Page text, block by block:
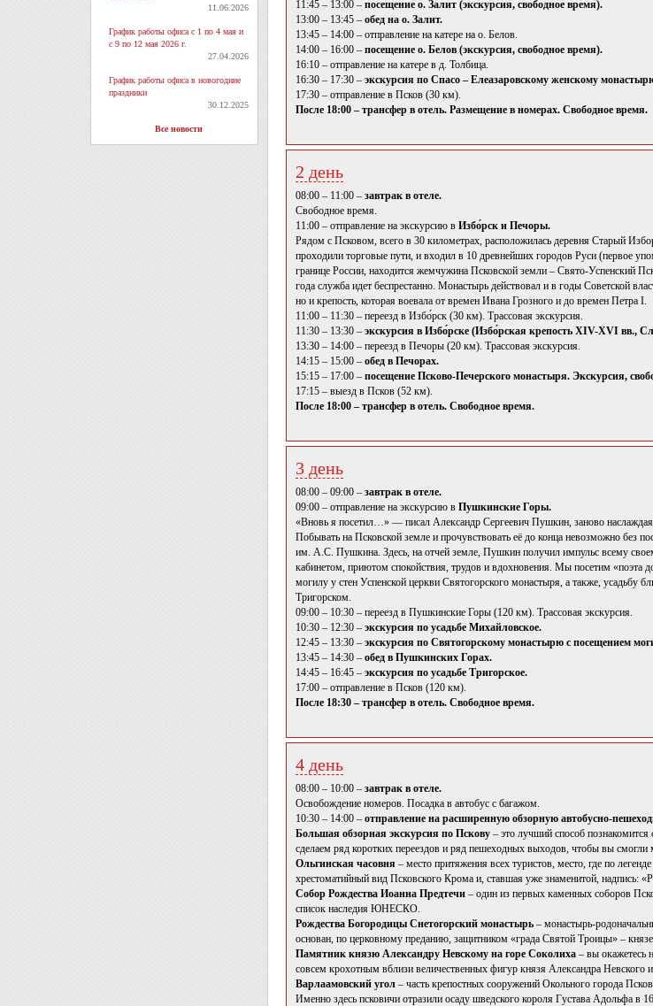
11.06.2026
График работы офиса с 1 по 4 мая и
с 9 по 12 мая 2026 г.
27.04.2026
График работы офиса в новогодние
праздники
30.12.2025
Все новости
11:45 – 13:00 – посещение о. Залит (экскурсия, свободное время).
13:00 – 13:45 – обед на о. Залит.
13:45 – 14:00 – отправление на катере на о. Белов.
14:00 – 16:00 – посещение о. Белов (экскурсия, свободное время).
16:10 – отправление на катере в д. Толбица.
16:30 – 17:30 – экскурсия по Спасо – Елеазаровскому женскому
17:30 – отправление в Псков (30 км).
После 18:00 – трансфер в отель. Размещение в номерах. Свободное время.
2 день
08:00 – 11:00 – завтрак в отеле.
Свободное время.
11:00 – отправление на экскурсию в Избо́рск и Печоры.
Рядом с Псковом, всего в 30 километрах, расположилась деревня Старый
проходили торговые пути, и входил в 10 древнейших городов Руси (первое
границе России, находится жемчужина Псковской земли – Свято-Успенский
года служба идет беспрестанно. Монастырь действовал и в годы Советской
но и крепость, которая воевала от времен Ивана Грозного и до времен Петра I.
11:00 – 11:30 – переезд в Избо́рск (30 км). Трассовая экскурсия.
11:30 – 13:30 – экскурсия в Избо́рске (Избо́рская крепость XIV-XVI вв.,
13:30 – 14:00 – переезд в Печоры (20 км). Трассовая экскурсия.
14:15 – 15:00 – обед в Печорах.
15:15 – 17:00 – посещение Псково-Печерского монастыря. Экскурсия,
17:15 – выезд в Псков (52 км).
После 18:00 – трансфер в отель. Свободное время.
3 день
08:00 – 09:00 – завтрак в отеле.
09:00 – отправление на экскурсию в Пушкинские Горы.
«Вновь я посетил…» — писал Александр Сергеевич Пушкин, заново
Побывать на Псковской земле и прочувствовать её до конца невозможно без
им. А.С. Пушкина. Здесь, на отчей земле, Пушкин получил импульс всему
кабинетом, приютом спокойствия, трудов и вдохновения. Мы посетим «поэта
могилу у стен Успенской церкви Святогорского монастыря, а также,
Тригорском.
09:00 – 10:30 – переезд в Пушкинские Горы (120 км). Трассовая экскурсия.
10:30 – 12:30 – экскурсия по усадьбе Михайловское.
12:45 – 13:30 – экскурсия по Святогорскому монастырю с посещением
13:45 – 14:30 – обед в Пушкинских Горах.
14:45 – 16:45 – экскурсия по усадьбе Тригорское.
17:00 – отправление в Псков (120 км).
После 18:30 – трансфер в отель. Свободное время.
4 день
08:00 – 10:00 – завтрак в отеле.
Освобождение номеров. Посадка в автобус с багажом.
10:30 – 14:00 – отправление на расширенную обзорную автобусно-
Большая обзорная экскурсия по Пскову – это лучший способ
сделаем ряд коротких переездов и ряд пешеходных выходов, чтобы вы
Ольгинская часовня – место притяжения всех туристов, место, где по
хрестоматийный вид Псковского Крома и, ставшая уже знаменитой, надпись:
Собор Рождества Иоанна Предтечи – один из первых каменных соборов
список наследия ЮНЕСКО.
Рождества Богородицы Снетогорский монастырь – монастырь-
основан, по церковному преданию, защитником «града Святой Троицы» –
Памятник князю Александру Невскому на горе Соколиха – вы окажетесь
совсем крохотным вблизи величественных фигур князя Александра
Варлаамовский угол – часть крепостных сооружений Окольного города
Именно здесь псковичи отразили осаду шведского короля Густава Адольфа в